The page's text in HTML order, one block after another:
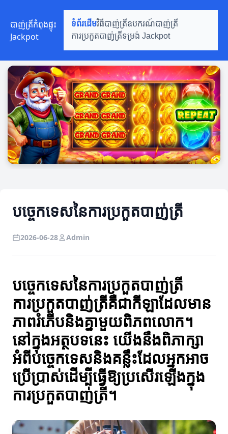
បាញ់ត្រីកំពុងផ្ទុះ
Jackpot
ទំព័រដើមវិធីបាញ់ត្រីឧបករណ៍បាញ់ត្រី
ការប្រកួតបាញ់ត្រីទម្រង់ Jackpot
បច្ចេកទេសនៃការប្រកួតបាញ់ត្រី
2026-06-28 Admin
បច្ចេកទេសនៃការប្រកួតបាញ់ត្រី
ការប្រកួតបាញ់ត្រីគឺជាកីឡាដែលមាន
ភាពរំភើបនិងគ្នាមួយពិភពលោក។
នៅក្នុងអត្ថបទនេះ យើងនឹងពិភាក្សា
អំពីបច្ចេកទេសនិងគន្លឹះដែលអ្នកអាច
ប្រើប្រាស់ដើម្បីធ្វើឱ្យប្រសើរឡើងក្នុង
ការប្រកួតបាញ់ត្រី។